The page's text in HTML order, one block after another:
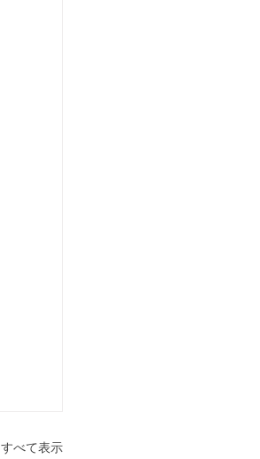
すべて表示